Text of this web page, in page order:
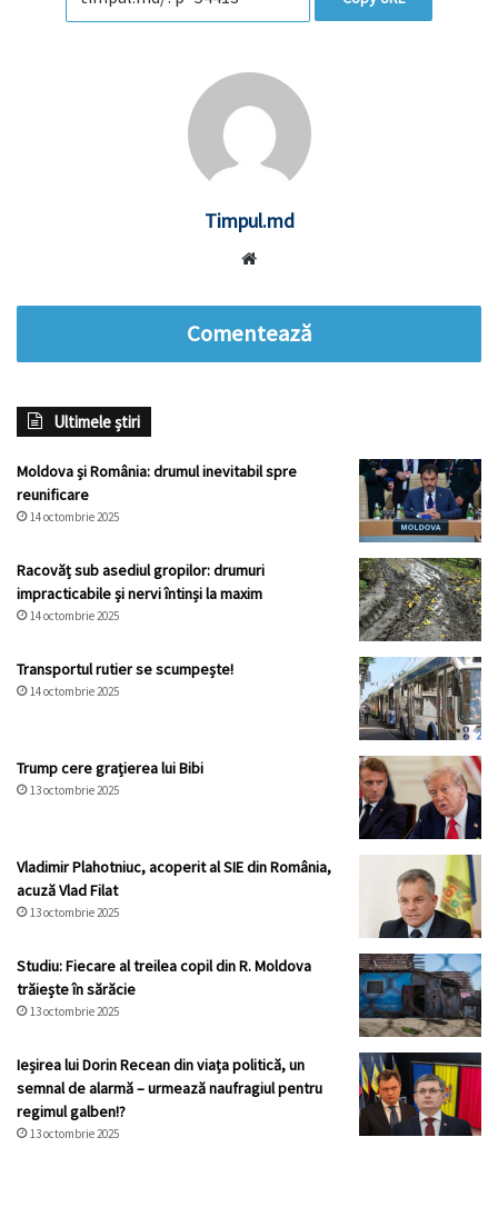
Timpul.md
Comentează
Ultimele știri
Moldova și România: drumul inevitabil spre
reunificare
14 octombrie 2025
Racovăț sub asediul gropilor: drumuri
impracticabile și nervi întinși la maxim
14 octombrie 2025
Transportul rutier se scumpește!
14 octombrie 2025
Trump cere grațierea lui Bibi
13 octombrie 2025
Vladimir Plahotniuc, acoperit al SIE din România,
acuză Vlad Filat
13 octombrie 2025
Studiu: Fiecare al treilea copil din R. Moldova
trăiește în sărăcie
13 octombrie 2025
Ieșirea lui Dorin Recean din viața politică, un
semnal de alarmă – urmează naufragiul pentru
regimul galben!?
13 octombrie 2025